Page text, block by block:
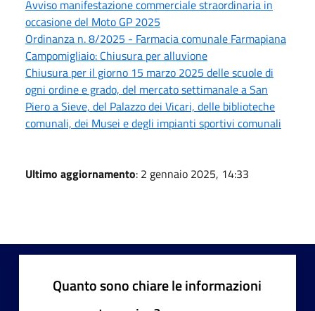
Avviso manifestazione commerciale straordinaria in
occasione del Moto GP 2025
Ordinanza n. 8/2025 - Farmacia comunale Farmapiana
Campomigliaio: Chiusura per alluvione
Chiusura per il giorno 15 marzo 2025 delle scuole di
ogni ordine e grado, del mercato settimanale a San
Piero a Sieve, del Palazzo dei Vicari, delle biblioteche
comunali, dei Musei e degli impianti sportivi comunali
Ultimo aggiornamento: 2 gennaio 2025, 14:33
Quanto sono chiare le informazioni